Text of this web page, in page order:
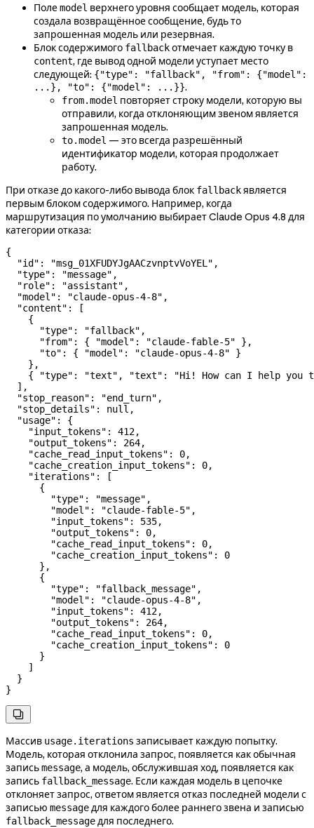
Полеmodel верхнего уровня сообщает модель, которая
создала возвращённое сообщение, будь то
запрошенная модель или резервная.
Блок содержимого fallbackотмечает каждую точку в
content, где вывод одной модели уступает место
следующей: {"type": "fallback", "from": {"model":
...}, "to": {"model": ...}}.
from.model повторяет строку модели, которую вы
отправили, когда отклоняющим звеном является
запрошенная модель.
to.model — это всегда разрешённый
идентификатор модели, которая продолжает
работу.
При отказе до какого-либо вывода блок fallbackявляется
первым блоком содержимого. Например, когда
маршрутизация по умолчанию выбирает Claude Opus 4.8 для
категории отказа:
{
  "id"
: "msg_01XFUDYJgAACzvnptvVoYEL" ,
  "type"
: "message" ,
  "role"
: "assistant" ,
  "model"
: "claude-opus-4-8" ,
  "content"
: [
    {
      "type"
: "fallback" ,
      "from"
: { "model" : "claude-fable-5" },
      "to"
: { "model" : "claude-opus-4-8" }
    },
    {
"type" : "text" , "text" :
"Hi! How can I help you
  ],
  "stop_reason"
: "end_turn" ,
  "stop_details"
: null ,
  "usage"
: {
    "input_tokens"
: 412,
    "output_tokens"
: 264,
    "cache_read_input_tokens"
: 0,
    "cache_creation_input_tokens"
: 0,
    "iterations"
: [
      {
        "type"
: "message" ,
        "model"
: "claude-fable-5" ,
        "input_tokens"
: 535,
        "output_tokens"
: 0,
        "cache_read_input_tokens"
: 0,
        "cache_creation_input_tokens"
: 0
      },
      {
        "type"
: "fallback_message" ,
        "model"
: "claude-opus-4-8" ,
        "input_tokens"
: 412,
        "output_tokens"
: 264,
        "cache_read_input_tokens"
: 0,
        "cache_creation_input_tokens"
: 0
      }
    ]
  }
}

Массив usage.iterations записывает каждую попытку.
Модель, которая отклонила запрос, появляется как обычная
записьmessage, а модель, обслужившая ход, появляется как
запись fallback_message. Если каждая модель в цепочке
отклоняет запрос, ответом является отказ последней модели с
записью messageдля каждого более раннего звена и записью
fallback_messageдля последнего.